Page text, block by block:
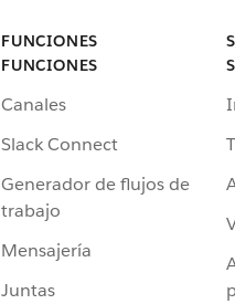
FUNCIONES
FUNCIONES
Canales
Slack Connect
Generador de flujos de
trabajo
Mensajería
Juntas